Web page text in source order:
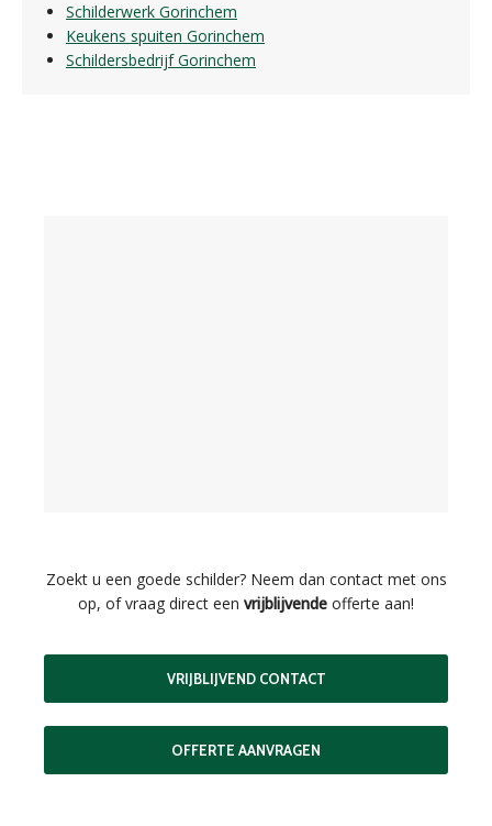
Schilderwerk Gorinchem
Keukens spuiten Gorinchem
Schildersbedrijf Gorinchem
Zoekt u een goede schilder? Neem dan contact met ons
op, of vraag direct een vrijblijvende offerte aan!
VRIJBLIJVEND CONTACT
OFFERTE AANVRAGEN